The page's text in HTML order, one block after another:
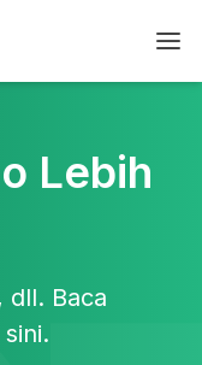
Lebih
dll. Baca